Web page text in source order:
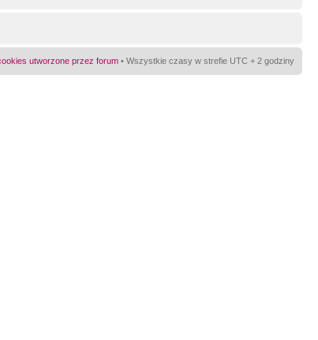
utworzone przez forum • Wszystkie czasy w strefie UTC + 2 godziny